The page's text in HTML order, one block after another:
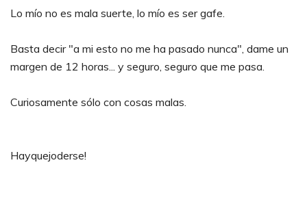
Lo mío no es mala suerte, lo mío es ser gafe.
Basta decir "a mi esto no me ha pasado nunca", dame un
margen de 12 horas... y seguro, seguro que me pasa.
Curiosamente sólo con cosas malas.
Hayquejoderse!